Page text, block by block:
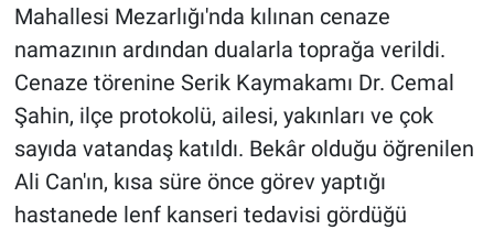
Mahallesi Mezarlığı'nda kılınan cenaze
namazının ardından dualarla toprağa verildi.
Cenaze törenine Serik Kaymakamı Dr. Cemal
Şahin, ilçe protokolü, ailesi, yakınları ve çok
sayıda vatandaş katıldı. Bekâr olduğu öğrenilen
Ali Can'ın, kısa süre önce görev yaptığı
hastanede lenf kanseri tedavisi gördüğü